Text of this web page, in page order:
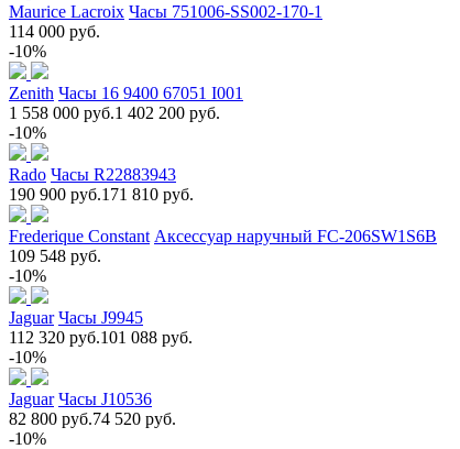
Maurice Lacroix Часы 751006-SS002-170-1
114 000 руб.
-10%
Zenith Часы 16 9400 67051 I001
1 558 000 руб.1 402 200 руб.
-10%
Rado Часы R22883943
190 900 руб.171 810 руб.
Frederique Constant Аксессуар наручный FC-206SW1S6B
109 548 руб.
-10%
Jaguar Часы J9945
112 320 руб.101 088 руб.
-10%
Jaguar Часы J10536
82 800 руб.74 520 руб.
-10%